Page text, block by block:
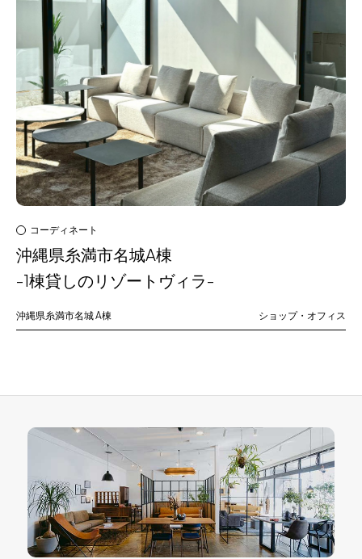
コーディネート
沖縄県糸満市名城A棟
-1棟貸しのリゾートヴィラ-
沖縄県糸満市名城A棟 ショップ・オフィス